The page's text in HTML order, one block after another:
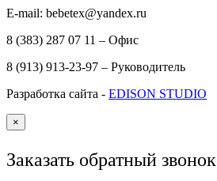
E-mail: bebetex@yandex.ru
8 (383) 287 07 11 – Офис
8 (913) 913-23-97 – Руководитель
Разработка сайта - EDISON STUDIO
×
Заказать обратный звонок